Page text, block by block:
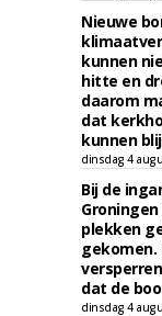
Nieuwe
kunnen
hitte en
daarom
dat
kunnen
dinsdag 4
Bij de
plekken
gekomen.
dat de
dinsdag 4